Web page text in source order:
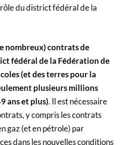
du district fédéral de la
nombreux) contrats de
fédéral de la Fédération de
(et des terres pour la
plusieurs millions
ans et plus). Il est nécessaire
y compris les contrats
gaz (et en pétrole) par
dans les nouvelles conditions